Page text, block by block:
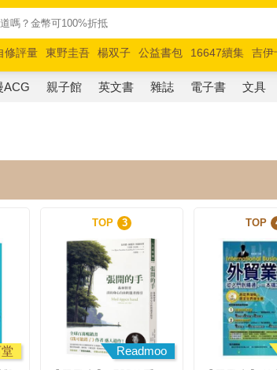
修評量 東野圭吾 楊双子 公益書包 16647續集 吉伊
綻放
奧德賽 路邊攤新作 馬斯克 玩具總動員5 超慢
ACG 親子館 英文書 雜誌 電子書 文具
TOP 3
Readmoo
TOP